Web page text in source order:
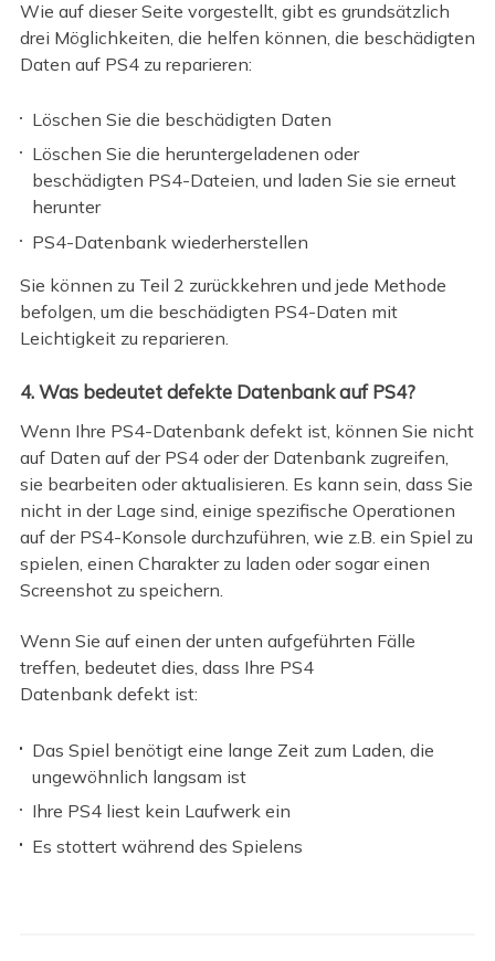
Wie auf dieser Seite vorgestellt, gibt es grundsätzlich
drei Möglichkeiten, die helfen können, die beschädigten
Daten auf PS4 zu reparieren:
Löschen Sie die beschädigten Daten
Löschen Sie die heruntergeladenen oder
beschädigten PS4-Dateien, und laden Sie sie erneut
herunter
PS4-Datenbank wiederherstellen
Sie können zu Teil 2 zurückkehren und jede Methode
befolgen, um die beschädigten PS4-Daten mit
Leichtigkeit zu reparieren.
4. Was bedeutet defekte Datenbank auf PS4?
Wenn Ihre PS4-Datenbank defekt ist, können Sie nicht
auf Daten auf der PS4 oder der Datenbank zugreifen,
sie bearbeiten oder aktualisieren. Es kann sein, dass Sie
nicht in der Lage sind, einige spezifische Operationen
auf der PS4-Konsole durchzuführen, wie z.B. ein Spiel zu
spielen, einen Charakter zu laden oder sogar einen
Screenshot zu speichern.
Wenn Sie auf einen der unten aufgeführten Fälle
treffen, bedeutet dies, dass Ihre PS4
Datenbank defekt ist:
Das Spiel benötigt eine lange Zeit zum Laden, die
ungewöhnlich langsam ist
Ihre PS4 liest kein Laufwerk ein
Es stottert während des Spielens